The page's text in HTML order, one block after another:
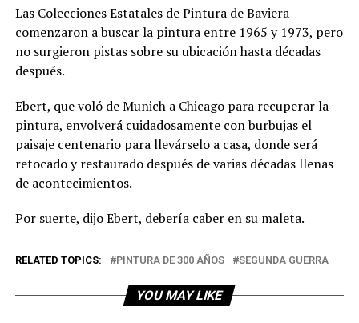
Las Colecciones Estatales de Pintura de Baviera
comenzaron a buscar la pintura entre 1965 y 1973, pero
no surgieron pistas sobre su ubicación hasta décadas
después.
Ebert, que voló de Munich a Chicago para recuperar la
pintura, envolverá cuidadosamente con burbujas el
paisaje centenario para llevárselo a casa, donde será
retocado y restaurado después de varias décadas llenas
de acontecimientos.
Por suerte, dijo Ebert, debería caber en su maleta.
RELATED TOPICS: PINTURA DE 300 AÑOS SEGUNDA GUERRA
YOU MAY LIKE